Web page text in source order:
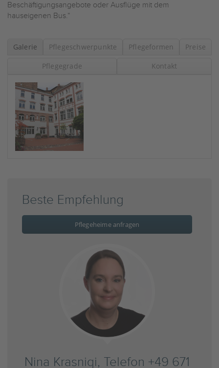
Beschäftigungsangebote oder Ausflüge mit dem
hauseigenen Bus.“
Galerie Pflegeschwerpunkte Pflegeformen Preise
Pflegegrade Kontakt
Beste Empfehlung
Pflegeheime anfragen
Nina Krasniqi, Telefon +49 671